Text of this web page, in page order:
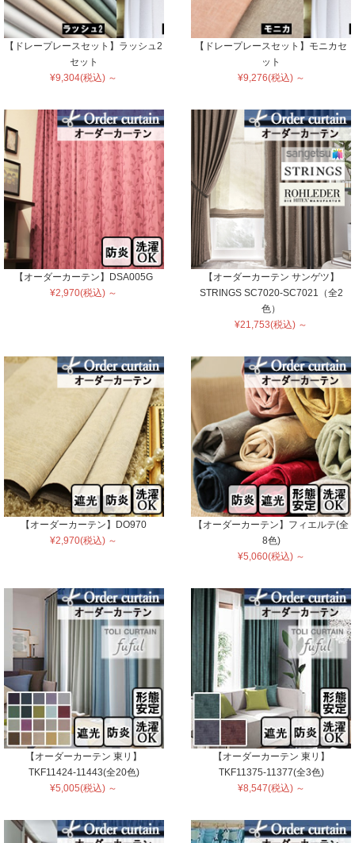
【ドレープレースセット】ラッシュ2
セット
¥9,304(税込) ～
【ドレープレースセット】モニカセ
ット
¥9,276(税込) ～
【オーダーカーテン】DSA005G
¥2,970(税込) ～
【オーダーカーテン サンゲツ】
STRINGS SC7020-SC7021（全2
色）
¥21,753(税込) ～
【オーダーカーテン】DO970
¥2,970(税込) ～
【オーダーカーテン】フィエルテ(全
8色)
¥5,060(税込) ～
【オーダーカーテン 東リ】
TKF11424-11443(全20色)
¥5,005(税込) ～
【オーダーカーテン 東リ】
TKF11375-11377(全3色)
¥8,547(税込) ～